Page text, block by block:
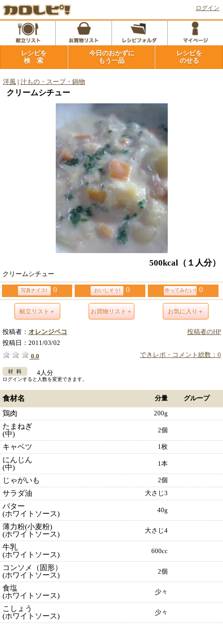
ログイン
レシピを
検 索
今日のおかずに
もう一品
レシピを
のせる
洋風 汁もの・スープ・鍋物
クリームシチュー
500kcal （１人分）
クリームシチュー
写真ナイス! 0 おいしそう! 0 作ってみたい! 0
献立リスト＋ お買物リスト＋ お気に入り＋
投稿者のHP
投稿者： オレンジペコ
投稿日： 2011/03/02
できレポ・コメント総数：0
0.0
4人分
ログインすると人数を変更できます。
食材名 分量 グループ
鶏肉 200g
たまねぎ
(中)
2個
キャベツ 1枚
にんじん
(中)
1本
じゃがいも 2個
サラダ油 大さじ3
バター
(ホワイトソース)
40g
薄力粉(小麦粉)
(ホワイトソース)
大さじ4
牛乳
(ホワイトソース)
600cc
コンソメ（固形）
(ホワイトソース)
2個
食塩
(ホワイトソース)
少々
こしょう
(ホワイトソース)
少々